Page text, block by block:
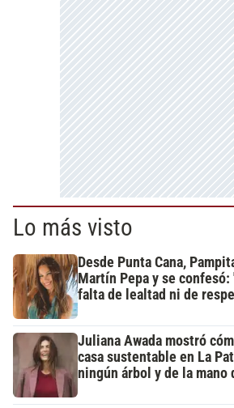
Lo más visto
Desde Punta Cana,
Martín Pepa y se
falta de lealtad ni de
Juliana Awada mostró
casa sustentable en La
ningún árbol y de la mano